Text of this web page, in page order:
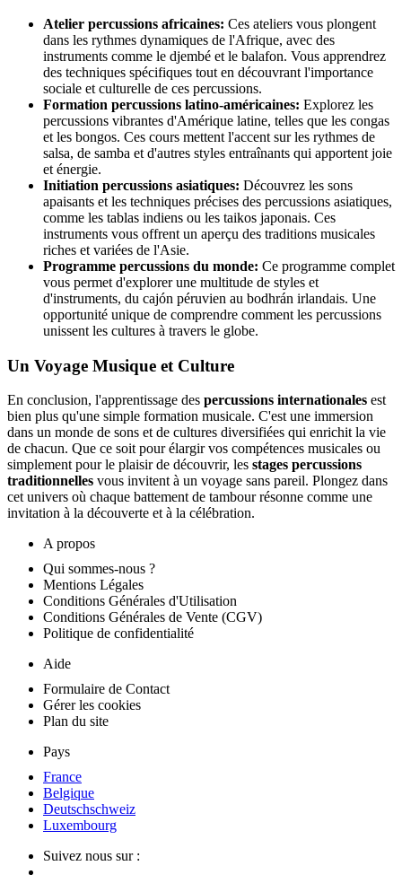
Atelier percussions africaines: Ces ateliers vous plongent
dans les rythmes dynamiques de l'Afrique, avec des
instruments comme le djembé et le balafon. Vous apprendrez
des techniques spécifiques tout en découvrant l'importance
sociale et culturelle de ces percussions.
Formation percussions latino-américaines: Explorez les
percussions vibrantes d'Amérique latine, telles que les congas
et les bongos. Ces cours mettent l'accent sur les rythmes de
salsa, de samba et d'autres styles entraînants qui apportent joie
et énergie.
Initiation percussions asiatiques: Découvrez les sons
apaisants et les techniques précises des percussions asiatiques,
comme les tablas indiens ou les taikos japonais. Ces
instruments vous offrent un aperçu des traditions musicales
riches et variées de l'Asie.
Programme percussions du monde: Ce programme complet
vous permet d'explorer une multitude de styles et
d'instruments, du cajón péruvien au bodhrán irlandais. Une
opportunité unique de comprendre comment les percussions
unissent les cultures à travers le globe.
Un Voyage Musique et Culture
En conclusion, l'apprentissage des percussions internationales est
bien plus qu'une simple formation musicale. C'est une immersion
dans un monde de sons et de cultures diversifiées qui enrichit la vie
de chacun. Que ce soit pour élargir vos compétences musicales ou
simplement pour le plaisir de découvrir, les stages percussions
traditionnelles vous invitent à un voyage sans pareil. Plongez dans
cet univers où chaque battement de tambour résonne comme une
invitation à la découverte et à la célébration.
A propos
Qui sommes-nous ?
Mentions Légales
Conditions Générales d'Utilisation
Conditions Générales de Vente (CGV)
Politique de confidentialité
Aide
Formulaire de Contact
Gérer les cookies
Plan du site
Pays
France
Belgique
Deutschschweiz
Luxembourg
Suivez nous sur :